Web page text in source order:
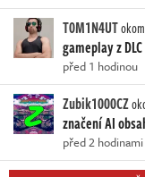
T0M1N4UT
gameplay z
před 1 hodinou
Zubik1000CZ
značení AI
před 2 hodinami